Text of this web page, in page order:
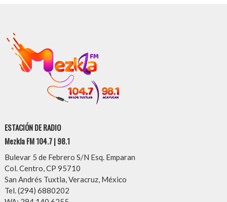
ESTACIÓN DE RADIO
Mezkla FM 104.7 | 98.1
Bulevar 5 de Febrero S/N Esq. Emparan
Col. Centro, CP 95710
San Andrés Tuxtla, Veracruz, México
Tel. (294) 6880202